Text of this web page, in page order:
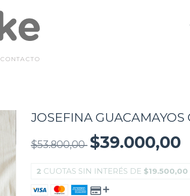
CONTACTO
JOSEFINA GUACAMAYOS
$53.800,00 $39.000,00
2 CUOTAS SIN INTERÉS DE $19.500,00